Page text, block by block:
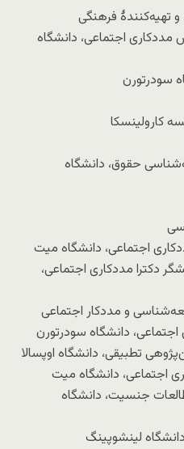
اجتماعی، دانشگاه
حقوق، دانشگاه
دکترا مددکاری اجتماعی،
جنسیت، دانشگاه